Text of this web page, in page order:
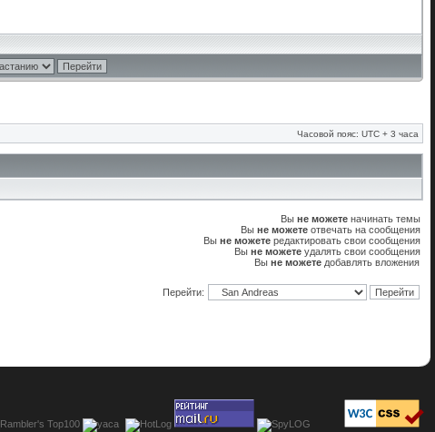
Часовой пояс: UTC + 3 часа
Вы не можете начинать темы
Вы не можете отвечать на сообщения
Вы не можете редактировать свои сообщения
Вы не можете удалять свои сообщения
Вы не можете добавлять вложения
Перейти: